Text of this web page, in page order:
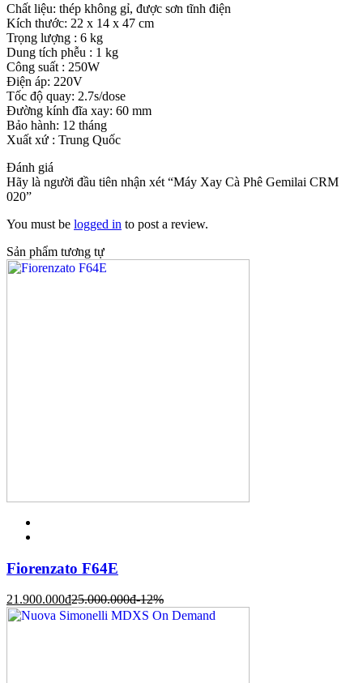
Chất liệu: thép không gỉ, được sơn tĩnh điện
Kích thước: 22 x 14 x 47 cm
Trọng lượng : 6 kg
Dung tích phễu : 1 kg
Công suất : 250W
Điện áp: 220V
Tốc độ quay: 2.7s/dose
Đường kính đĩa xay: 60 mm
Bảo hành: 12 tháng
Xuất xứ : Trung Quốc
Đánh giá
Hãy là người đầu tiên nhận xét “Máy Xay Cà Phê Gemilai CRM
020”
You must be logged in to post a review.
Sản phẩm tương tự
Fiorenzato F64E
21.900.000đ25.000.000đ-12%